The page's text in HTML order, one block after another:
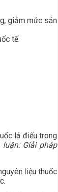
giảm mức sản
tế.
lá điếu trong
luận: Giải pháp
liệu thuốc